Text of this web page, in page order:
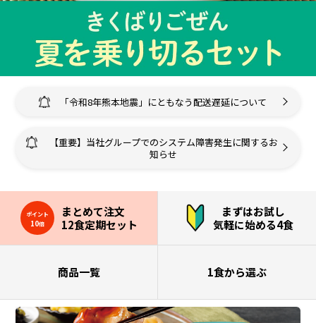
「令和8年熊本地震」にともなう配送遅延について
【重要】当社グループでのシステム障害発生に関するお
知らせ
ポイント
10倍
まとめて注文
12食定期セット
まずはお試し
気軽に始める4食
商品一覧 1食から選ぶ